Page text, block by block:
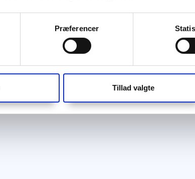
Præferencer
Tillad valgte